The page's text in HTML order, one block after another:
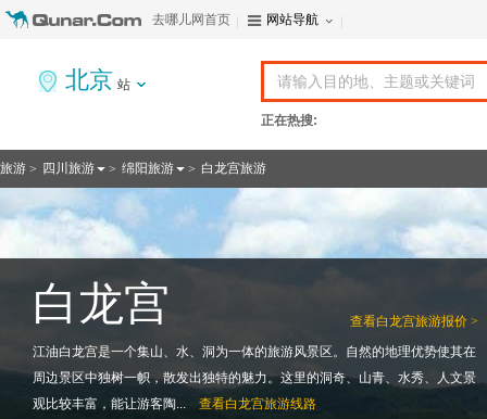
去哪儿网首页 网站导航
北京 站
正在热搜:
旅游 > 四川旅游 > 绵阳旅游 > 白龙宫旅游
查看白龙宫旅游报价 >
白龙宫
江油白龙宫是一个集山、水、洞为一体的旅游风景区。自然的地理优势使其在
周边景区中独树一帜，散发出独特的魅力。这里的洞奇、山青、水秀、人文景
观比较丰富，能让游客陶...
查看白龙宫旅游线路